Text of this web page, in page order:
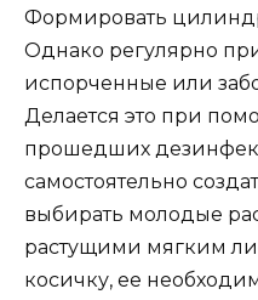
Формировать
Однако регулярно
испорченные или
Делается это при
прошедших
самостоятельно
выбирать молодые
растущими мягким
косичку, ее